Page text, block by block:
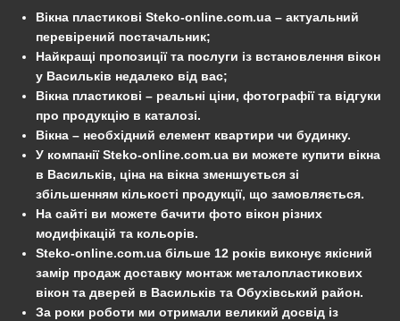
Вікна пластикові Steko-online.com.ua – актуальний
перевірений постачальник;
Найкращі пропозиції та послуги із встановлення вікон
у Васильків недалеко від вас;
Вікна пластикові – реальні ціни, фотографії та відгуки
про продукцію в каталозі.
Вікна – необхідний елемент квартири чи будинку.
У компанії Steko-online.com.ua ви можете купити вікна
в Васильків, ціна на вікна зменшується зі
збільшенням кількості продукції, що замовляється.
На сайті ви можете бачити фото вікон різних
модифікацій та кольорів.
Steko-online.com.ua більше 12 років виконує якісний
замір продаж доставку монтаж металопластикових
вікон та дверей в Васильків та Обухівський район.
За роки роботи ми отримали великий досвід із